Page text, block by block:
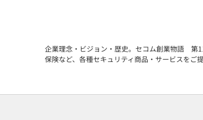
企業理念・ビジョン・歴史。セコム創業物語 第
保険など、各種セキュリティ商品・サービスをご